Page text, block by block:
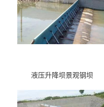
液压升降坝景观钢坝